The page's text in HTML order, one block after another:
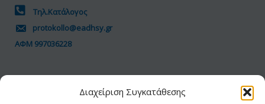
Διαχείριση Συγκατάθεσης
Τηλ.Κατάλογος
protokollo@eadhsy.gr
ΑΦΜ 997036228